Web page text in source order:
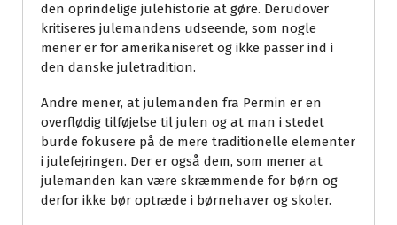
den oprindelige julehistorie at gøre. Derudover
kritiseres julemandens udseende, som nogle
mener er for amerikaniseret og ikke passer ind i
den danske juletradition.
Andre mener, at julemanden fra Permin er en
overflødig tilføjelse til julen og at man i stedet
burde fokusere på de mere traditionelle elementer
i julefejringen. Der er også dem, som mener at
julemanden kan være skræmmende for børn og
derfor ikke bør optræde i børnehaver og skoler.